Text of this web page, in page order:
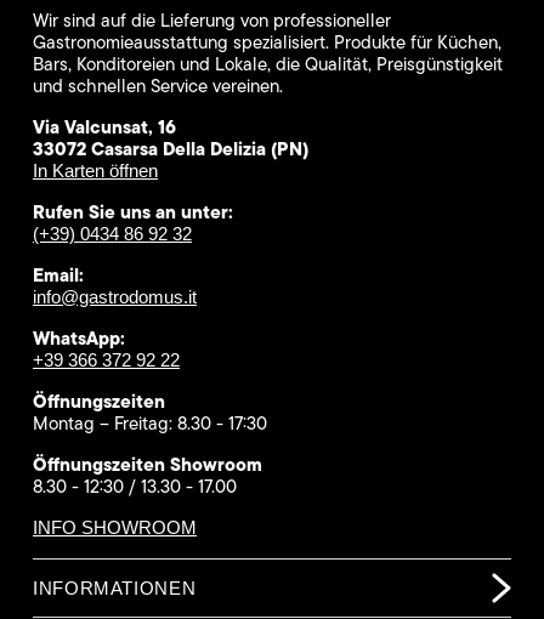
Wir sind auf die Lieferung von professioneller
Gastronomieausstattung spezialisiert. Produkte für Küchen,
Bars, Konditoreien und Lokale, die Qualität, Preisgünstigkeit
und schnellen Service vereinen.
Via Valcunsat, 16
33072 Casarsa Della Delizia (PN)
In Karten öffnen
Rufen Sie uns an unter:
(+39) 0434 86 92 32
Email:
info@gastrodomus.it
WhatsApp:
+39 366 372 92 22
Öffnungszeiten
Montag – Freitag: 8.30 - 17:30
Öffnungszeiten Showroom
8.30 - 12:30 / 13.30 - 17.00
INFO SHOWROOM
INFORMATIONEN